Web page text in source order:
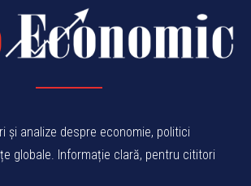
și analize despre economie, politici
globale. Informație clară, pentru cititori